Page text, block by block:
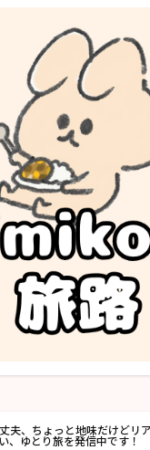
夫、ちょっと地味だけどリ
、ゆとり旅を発信中です！